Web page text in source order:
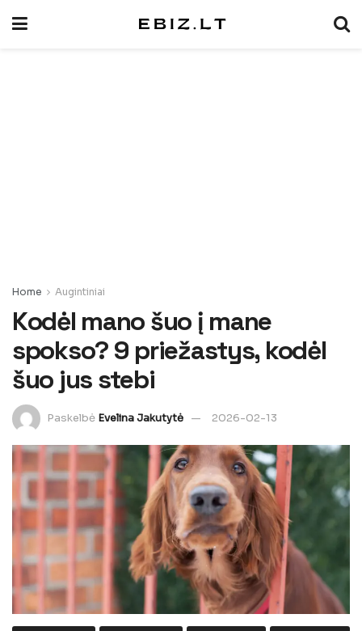
Home Augintiniai
Kodėl mano šuo į mane
spokso? 9 priežastys, kodėl
šuo jus stebi
Paskelbė Evelina Jakutytė 2026-02-13